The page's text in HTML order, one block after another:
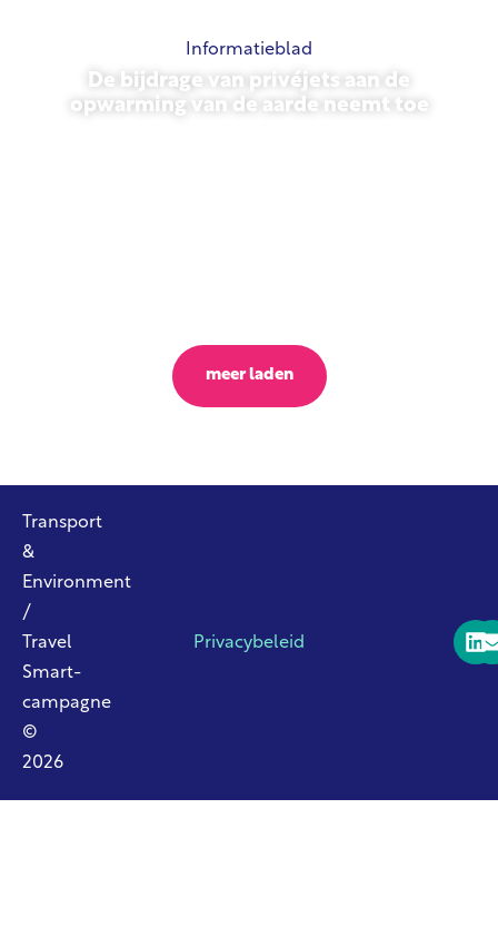
Informatieblad
De bijdrage van privéjets aan de
opwarming van de aarde neemt toe
meer laden
Transport
&
Environment
/
Travel
Smart-
campagne
©
2026
Privacybeleid